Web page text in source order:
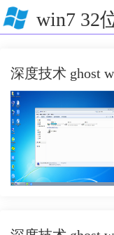
win7 32
深度技术 ghost